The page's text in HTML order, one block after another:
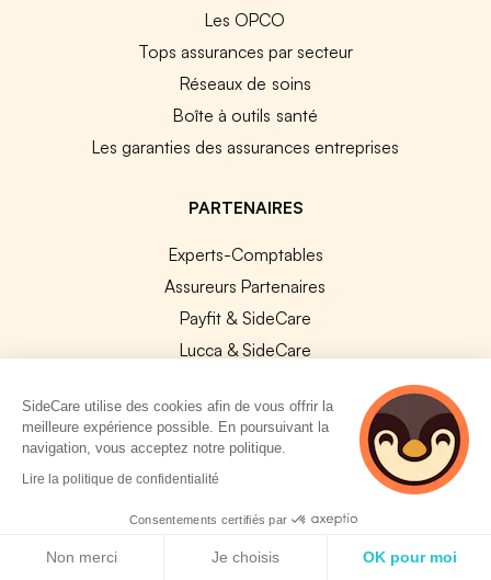
Les OPCO
Tops assurances par secteur
Réseaux de soins
Boîte à outils santé
Les garanties des assurances entreprises
PARTENAIRES
Experts-Comptables
Assureurs Partenaires
Payfit & SideCare
Lucca & SideCare
Livi & SideCare
Lianeli & SideCare
API SideCare
Les SIRH / Systèmes de paie connectés
SideCare utilise des cookies afin de vous offrir la
meilleure expérience possible. En poursuivant la
navigation, vous acceptez notre politique.
Lire la politique de confidentialité
Consentements certifiés par
Non merci Je choisis OK pour moi
2 personnes
consultent
actuellement cette